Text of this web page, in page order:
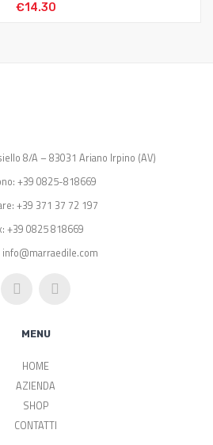
€14.30
8/A – 83031 Ariano Irpino (AV)
+39 0825-818669
+39 371 37 72 197
+39 0825 818669
info@marraedile.com
MENU
HOME
AZIENDA
SHOP
CONTATTI